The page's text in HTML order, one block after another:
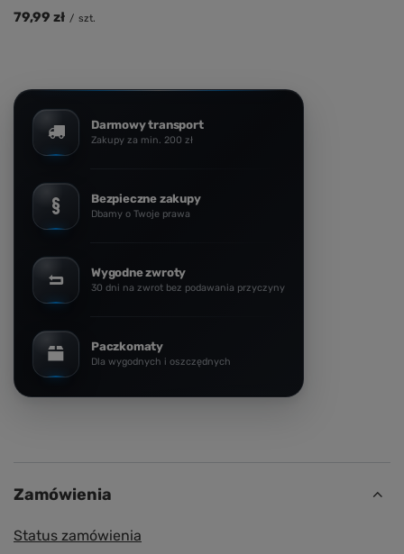
79,99 zł / szt.
Darmowy transport
Zakupy za min. 200 zł
Bezpieczne zakupy
Dbamy o Twoje prawa
Wygodne zwroty
30 dni na zwrot bez podawania przyczyny
Paczkomaty
Dla wygodnych i oszczędnych
Zamówienia
Status zamówienia